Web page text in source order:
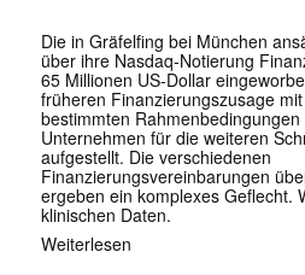
Die in Gräfelfing bei München
über ihre Nasdaq-Notierung
65 Millionen US-Dollar
früheren Finanzierungszusage
bestimmten
Unternehmen für die weiteren
aufgestellt. Die verschiedenen
Finanzierungsvereinbarungen
ergeben ein komplexes Geflecht.
klinischen Daten.
Weiterlesen